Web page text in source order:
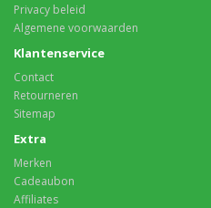
Privacy beleid
Algemene voorwaarden
Klantenservice
Contact
Retourneren
Sitemap
Extra
Merken
Cadeaubon
Affiliates